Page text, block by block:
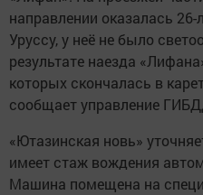
направлении оказалась
Уруссу, у неё не было
результате наезда
которых скончалась в
сообщает управление
«Ютазинская новь»
имеет стаж вождения
Машина помещена на